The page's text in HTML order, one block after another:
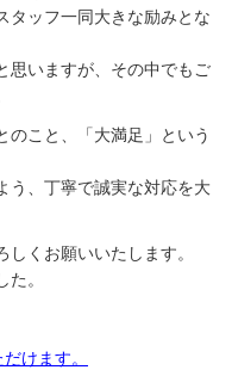
タッフ一同大きな励みとな
思いますが、その中でもご
のこと、「大満足」という
う、丁寧で誠実な対応を大
くお願いいたします。
。
けます。